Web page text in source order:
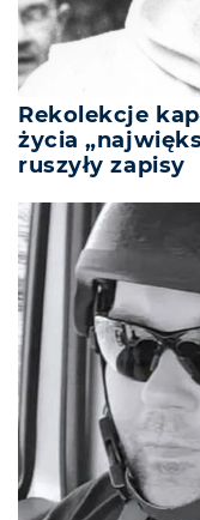
Rekolekcje
życia
ruszyły zapisy